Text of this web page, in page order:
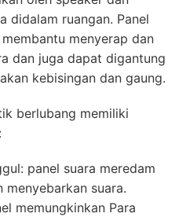
didalam ruangan. Panel
menyerap dan
dan juga dapat digantung
kebisingan dan gaung.
berlubang memiliki
panel suara meredam
menyebarkan suara.
memungkinkan Para